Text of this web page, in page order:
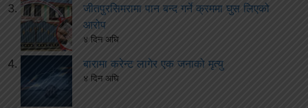
जीतपुरसिमरामा पान बन्द गर्ने क्रममा घुस लिएको
आरोप
४ दिन अघि
बारामा करेन्ट लागेर एक जनाको मृत्यु
४ दिन अघि